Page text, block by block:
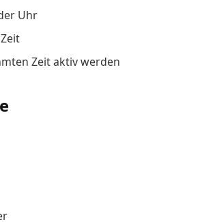
Uhr
Zeit aktiv werden